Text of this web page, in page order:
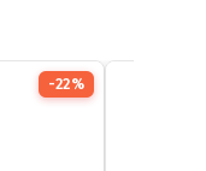
-22%